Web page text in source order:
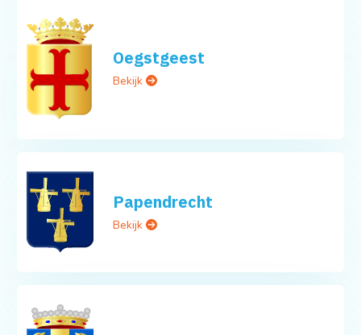
Oegstgeest
Bekijk
Papendrecht
Bekijk